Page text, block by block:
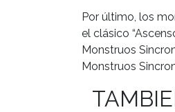
Por último, los
el clásico
Monstruos
Monstruos